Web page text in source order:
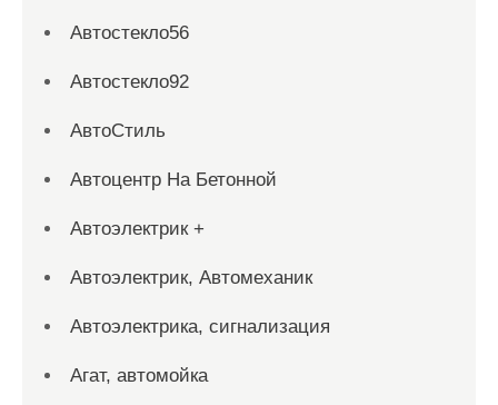
Автостекло56
Автостекло92
АвтоСтиль
Автоцентр На Бетонной
Автоэлектрик +
Автоэлектрик, Автомеханик
Автоэлектрика, сигнализация
Агат, автомойка